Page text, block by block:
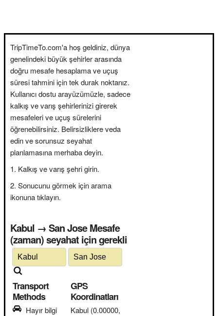
TripTimeTo.com'a hoş geldiniz, dünya
genelindeki büyük şehirler arasında
doğru mesafe hesaplama ve uçuş
süresi tahmini için tek durak noktanız.
Kullanıcı dostu arayüzümüzle, sadece
kalkış ve varış şehirlerinizi girerek
mesafeleri ve uçuş sürelerini
öğrenebilirsiniz. Belirsizliklere veda
edin ve sorunsuz seyahat
planlamasına merhaba deyin.
Kalkış ve varış şehri girin.
Sonucunu görmek için arama
ikonuna tıklayın.
Kabul → San Jose Mesafe
(zaman) seyahat için gerekli
Transport
Methods
Hayır bilgi
GPS
Koordinatları
Kabul (0.00000,